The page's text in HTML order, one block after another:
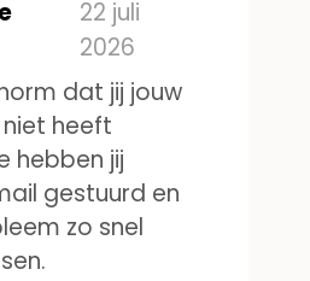
is er geen
te krijgen
niet
22 juli
2026
dat jij jouw
heeft
hebben jij
gestuurd en
zo snel